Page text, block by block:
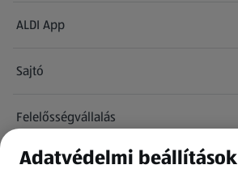
ALDI App
Sajtó
Felelősségvállalás
Információk
Adatvédelmi beállítások